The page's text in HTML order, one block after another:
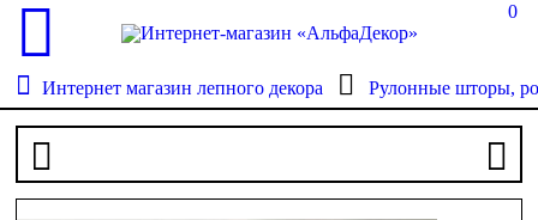
0
Интернет магазин лепного декора Рулонные шторы,